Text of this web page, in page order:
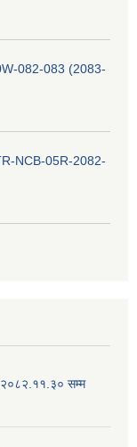
082-083 (2083-
NCB-05R-2082-
२०८२.११.३० सम्म